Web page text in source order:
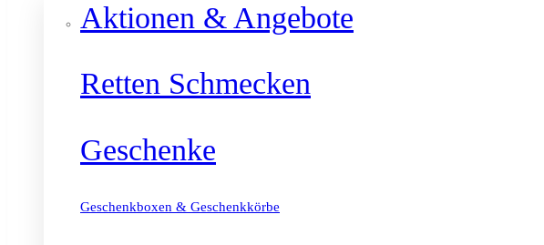
Aktionen & Angebote
Retten Schmecken
Geschenke
Geschenkboxen & Geschenkkörbe